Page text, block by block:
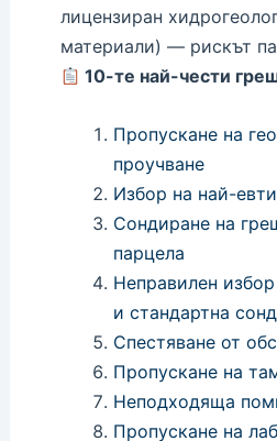
лицензиран
материали) — рискът
10-те най-чести
Пропускане на
проучване
Избор на най-
Сондиране на
парцела
Неправилен
и стандартна
Спестяване от
Пропускане на
Неподходяща
Пропускане на